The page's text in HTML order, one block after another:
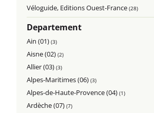
Véloguide, Editions Ouest-France(28)
Departement
Ain (01)(3)
Aisne (02)(2)
Allier (03)(3)
Alpes-Maritimes (06)(3)
Alpes-de-Haute-Provence (04)(1)
Ardèche (07)(7)